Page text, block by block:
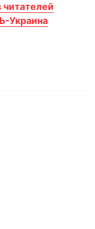
Украина
Viber
в Whatsapp
в Messenger
в LinkedIn
Google news
в Viber
в LinkedIn